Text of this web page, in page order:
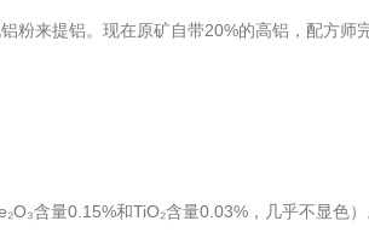
粉来提铝。现在原矿自带20%的高铝，配方
含量0.15%和TiO₂含量0.03%，几乎不显色）